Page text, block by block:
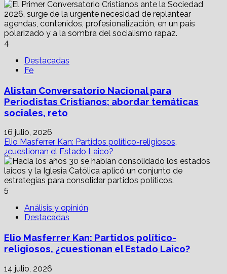
4
Destacadas
Fe
Alistan Conversatorio Nacional para
Periodistas Cristianos; abordar temáticas
sociales, reto
16 julio, 2026
Elio Masferrer Kan: Partidos político-religiosos,
¿cuestionan el Estado Laico?
5
Análisis y opinión
Destacadas
Elio Masferrer Kan: Partidos político-
religiosos, ¿cuestionan el Estado Laico?
14 julio, 2026